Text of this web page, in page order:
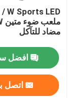
مضاد للتآكل
افضل
اتصل